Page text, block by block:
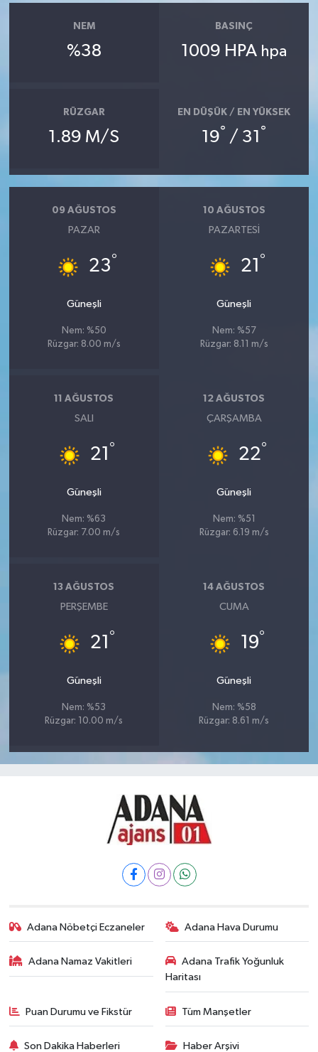
NEM
%38
BASINÇ
1009 HPA hpa
RÜZGAR
1.89 M/S
EN DÜŞÜK / EN YÜKSEK
19° / 31 °
09 AĞUSTOS
PAZAR
23°
Güneşli
Nem: %50
Rüzgar: 8.00 m/s
10 AĞUSTOS
PAZARTESI
21 °
Güneşli
Nem: %57
Rüzgar: 8.11 m/s
11 AĞUSTOS
SALI
21 °
Güneşli
Nem: %63
Rüzgar: 7.00 m/s
12 AĞUSTOS
ÇARŞAMBA
22°
Güneşli
Nem: %51
Rüzgar: 6.19 m/s
13 AĞUSTOS
PERŞEMBE
21 °
Güneşli
Nem: %53
Rüzgar: 10.00 m/s
14 AĞUSTOS
CUMA
19°
Güneşli
Nem: %58
Rüzgar: 8.61 m/s
Adana Nöbetçi Eczaneler Adana Hava Durumu
Adana Namaz Vakitleri
Adana Trafik Yoğunluk
Haritası
Puan Durumu ve Fikstür Tüm Manşetler
Son Dakika Haberleri Haber Arşivi